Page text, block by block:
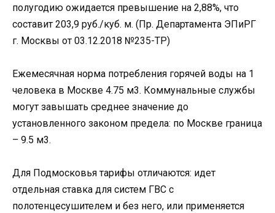
полугодию ожидается превышение на 2,88%, что
составит 203,9 руб./куб. м. (Пр. Департамента ЭПиРГ
г. Москвы от 03.12.2018 №235-ТР)
Ежемесячная норма потребления горячей воды на 1
человека в Москве 4.75 м3. Коммунальные службы
могут завышать среднее значение до
установленного законом предела: по Москве граница
– 9.5 м3.
Для Подмосковья тарифы отличаются: идет
отдельная ставка для систем ГВС с
полотенцесушителем и без него, или применяется